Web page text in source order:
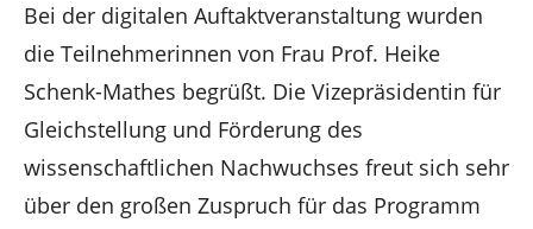
Bei der digitalen Auftaktveranstaltung wurden
die Teilnehmerinnen von Frau Prof. Heike
Schenk-Mathes begrüßt. Die Vizepräsidentin für
Gleichstellung und Förderung des
wissenschaftlichen Nachwuchses freut sich sehr
über den großen Zuspruch für das Programm